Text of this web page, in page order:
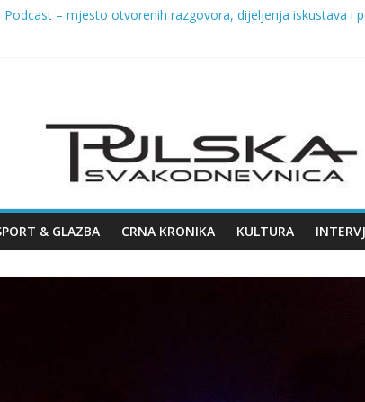
Podcast – mjesto otvorenih razgovora, dijeljenja iskustava i
& GLAZBA CRNA KRONIKA KULTURA